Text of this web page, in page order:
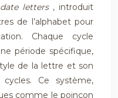
date letters , introduit
de l’alphabet pour
Chaque cycle
période spécifique,
de la lettre et son
Ce système,
comme le poinçon